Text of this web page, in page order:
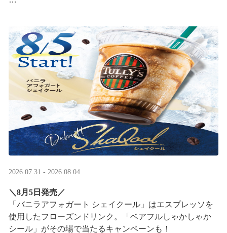
2026.07.31 - 2026.08.04
＼8月5日発売／
「バニラアフォガート シェイクール」はエスプレッソを
使用したフローズンドリンク。「ベアフルしゃかしゃか
シール」がその場で当たるキャンペーンも！